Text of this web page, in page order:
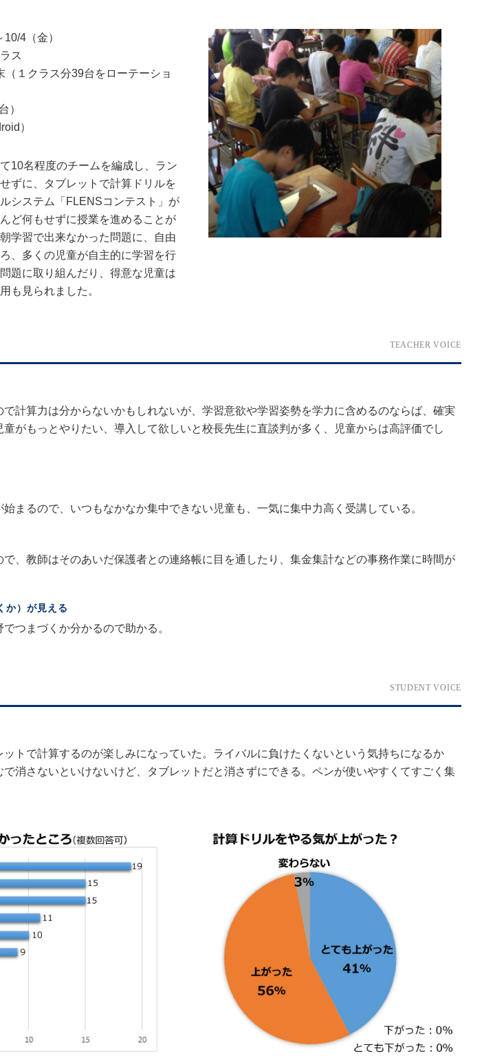
4（金）
ス
１クラス分39台をローテーショ
）
10名程度のチームを編成し、ラン
ずに、タブレットで計算ドリルを
システム「FLENSコンテスト」が
ど何もせずに授業を進めることが
学習で出来なかった問題に、自由
、多くの児童が自主的に学習を行
題に取り組んだり、得意な児童は
も見られました。
TEACHER VOICE
計算力は分からないかもしれないが、学習意欲や学習姿勢を学力に含めるのならば、確実
がもっとやりたい、導入して欲しいと校長先生に直談判が多く、児童からは高評価でし
まるので、いつもなかなか集中できない児童も、一気に集中力高く受講している。
、教師はそのあいだ保護者との連絡帳に目を通したり、集金集計などの事務作業に時間が
か）が見える
つまづくか分かるので助かる。
STUDENT VOICE
トで計算するのが楽しみになっていた。ライバルに負けたくないという気持ちになるか
消さないといけないけど、タブレットだと消さずにできる。ペンが使いやすくてすごく集